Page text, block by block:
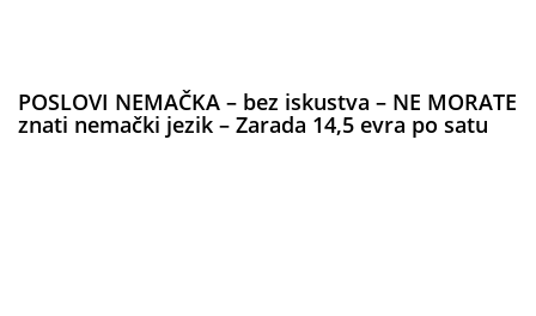
POSLOVI NEMAČKA – bez iskustva – NE MORATE
znati nemački jezik – Zarada 14,5 evra po satu